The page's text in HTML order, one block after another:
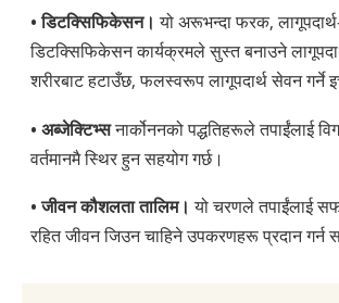
• डिटक्सिफिकेसन। यो अरूभन्दा फरक,
डिटक्सिफिकेसन कार्यक्रमले सुस्त बनाउने
शरीरबाट हटाउँछ, फलस्वरूप लागूपदार्थ सेवन गर्ने
• अब्जेक्टिभ्सनार्कोननको पद्धतिहरूले तपाईंलाई
वर्तमानमै स्थिर हुन सहयोग गर्छ।
• जीवन कौशलता तालिम। यो चरणले तपाईंलाई
रहित जीवन जिउन चाहिने उपकरणहरू प्रदान गर्न